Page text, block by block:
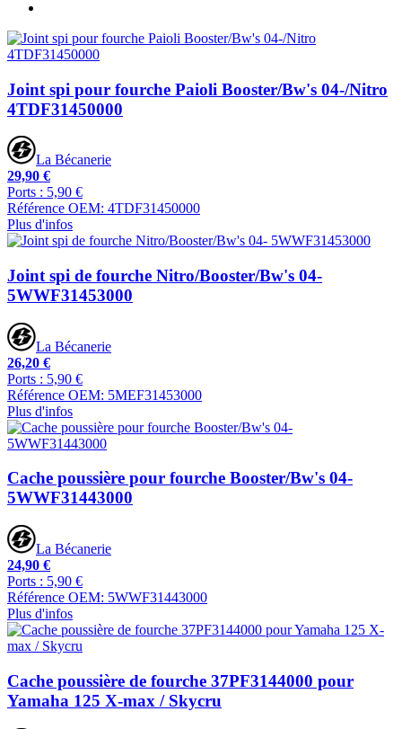
Joint spi pour fourche Paioli Booster/Bw's 04-/Nitro
4TDF31450000
La Bécanerie
29,90 €
Ports : 5,90 €
Référence OEM: 4TDF31450000
Plus d'infos
Joint spi de fourche Nitro/Booster/Bw's 04-
5WWF31453000
La Bécanerie
26,20 €
Ports : 5,90 €
Référence OEM: 5MEF31453000
Plus d'infos
Cache poussière pour fourche Booster/Bw's 04-
5WWF31443000
La Bécanerie
24,90 €
Ports : 5,90 €
Référence OEM: 5WWF31443000
Plus d'infos
Cache poussière de fourche 37PF3144000 pour
Yamaha 125 X-max / Skycru